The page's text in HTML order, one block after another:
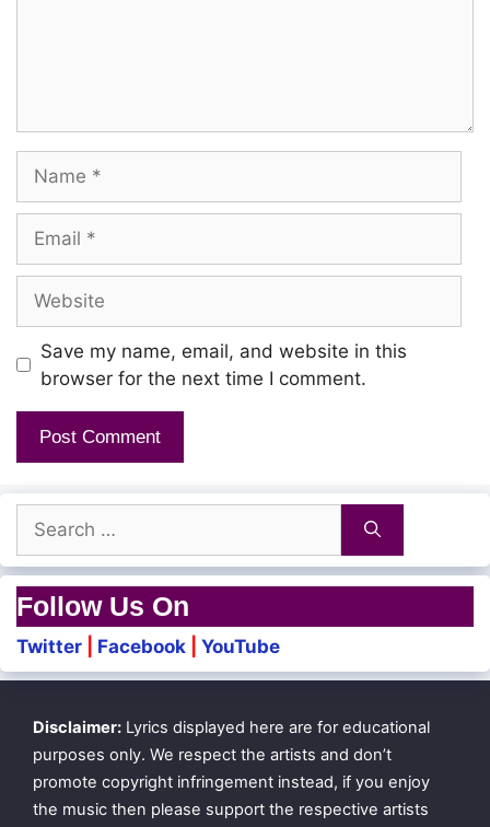
Save my name, email, and website in this
browser for the next time I comment.
for:
Follow Us On
Twitter Facebook YouTube
Disclaimer: Lyrics displayed here are for educational
purposes only. We respect the artists and don’t
promote copyright infringement instead, if you enjoy
the music then please support the respective artists